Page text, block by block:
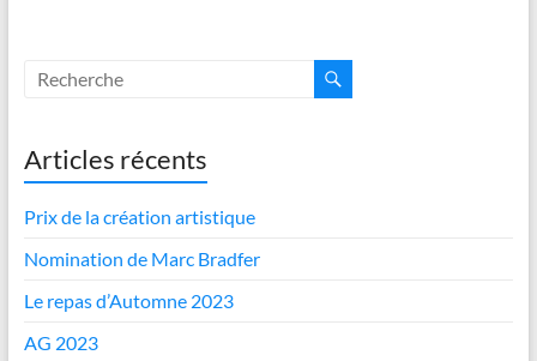
Articles récents
Prix de la création artistique
Nomination de Marc Bradfer
Le repas d’Automne 2023
AG 2023